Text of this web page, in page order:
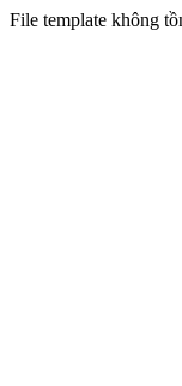
File template không